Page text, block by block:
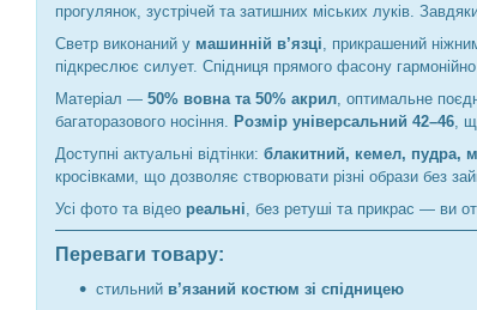
прогулянок, зустрічей та затишних міських луків.
Светр виконаний у машинній в’язці , прикрашений
підкреслює силует. Спідниця прямого фасону
Матеріал — 50% вовна та 50% акрил , оптимальне
багаторазового носіння.
Розмір універсальний 42–46 ,
Доступні актуальні відтінки: блакитний, кемел, пудра,
кросівками, що дозволяє створювати різні образи без
Усі фото та відео реальні , без ретуші та прикрас — ви
Переваги товару:
стильний в’язаний костюм зі спідницею